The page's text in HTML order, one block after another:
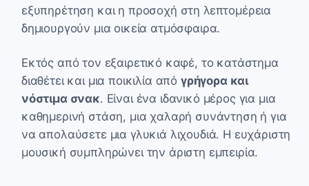
εξυπηρέτηση και η προσοχή στη λεπτομέρεια
δημιουργούν μια οικεία ατμόσφαιρα.
Εκτός από τον εξαιρετικό καφέ, το κατάστημα
διαθέτει και μια ποικιλία από γρήγορα και
νόστιμα σνακ. Είναι ένα ιδανικό μέρος για μια
καθημερινή στάση, μια χαλαρή συνάντηση ή για
να απολαύσετε μια γλυκιά λιχουδιά. Η ευχάριστη
μουσική συμπληρώνει την άριστη εμπειρία.